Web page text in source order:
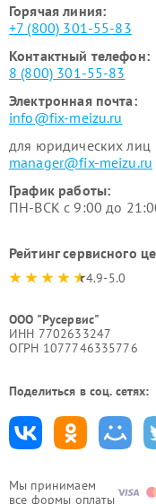
Мы принимаем
все формы оплаты
Горячая линия:
+7 (800) 301-55-83
Контактный телефон:
8 (800) 301-55-83
Электронная почта:
info@fix-meizu.ru
для юридических лиц
manager@fix-meizu.ru
График работы:
ПН-ВСК с 9:00 до
Рейтинг сервисного
4.9-5.0
ООО "Русервис"
ИНН 7702633247
ОГРН 1077746335776
Поделиться в соц. сетях: